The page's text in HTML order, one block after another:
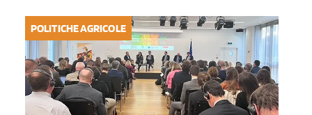
POLITICHE AGRICOLE